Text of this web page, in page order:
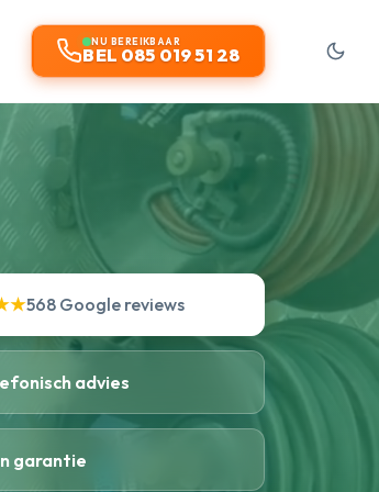
NU BEREIKBAAR
BEL 085 019 51 28
568 Google reviews
advies
garantie